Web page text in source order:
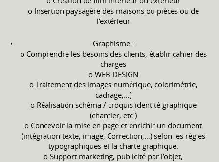
o Insertion paysagère des maisons ou pièces ou de
l’extérieur
Graphisme :
o Comprendre les besoins des clients, établir cahier des
charges
o WEB DESIGN
o Traitement des images numérique, colorimétrie,
cadrage,…)
o Réalisation schéma / croquis identité graphique
(chantier, etc.)
o Concevoir la mise en page et enrichir un document
(intégration texte, image, Correction,…) selon les règles
typographiques et la charte graphique.
o Support marketing, publicité par l’objet,